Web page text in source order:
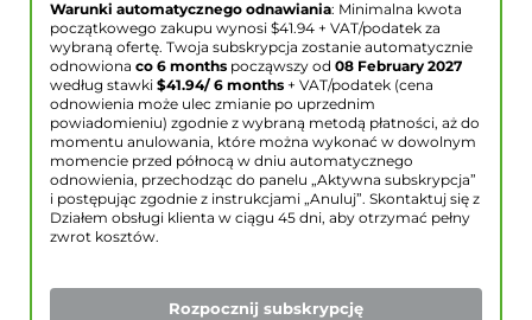
Warunki automatycznego odnawiania: Minimalna kwota
początkowego zakupu wynosi $41.94 + VAT/podatek za
wybraną ofertę. Twoja subskrypcja zostanie automatycznie
odnowiona co 6 months począwszy od 08 February 2027
według stawki $41.94/ 6 months + VAT/podatek (cena
odnowienia może ulec zmianie po uprzednim
powiadomieniu) zgodnie z wybraną metodą płatności, aż do
momentu anulowania, które można wykonać w dowolnym
momencie przed północą w dniu automatycznego
odnowienia, przechodząc do panelu „Aktywna subskrypcja”
i postępując zgodnie z instrukcjami „Anuluj”. Skontaktuj się z
Działem obsługi klienta w ciągu 45 dni, aby otrzymać pełny
zwrot kosztów.
Rozpocznij subskrypcję